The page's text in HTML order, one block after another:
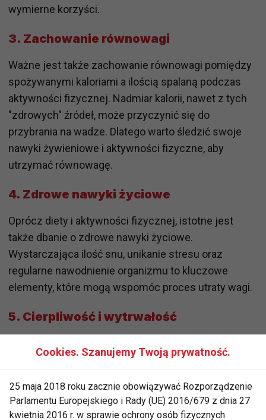
wymierne korzyści.
3. Zachowanie równowagi
Ważne jest także zachowanie równowagi pomiędzy
spożywanymi kaloriami a ilością spalaną podczas
aktywności fizycznej. Nadmiar kalorii, nawet z tych
"zdrowych" źródeł, może przyczynić się do
przybrania na wadze. Dlatego warto śledzić swoje
nawyki żywieniowe i aktywności fizyczne, aby
utrzymać równowagę.
4. Zdrowe nawyki życiowe
Oprócz diety i aktywności fizycznej, istotne jest
także dbanie o zdrowe nawyki życiowe.
Wystarczająca ilość snu, unikanie stresu oraz
regularne nawodnienie organizmu to kluczowe
elementy, które mogą wspomóc proces utraty wagi.
5. Cierpliwość i wytrwałość
wytrwałym w dążeniu do celu. Schudnięcie nie
wymarzonej sylwetki może być pełna wyzwań.
Ważne jest, aby nie zrażać się niepowodzeniami, ale
Cookies. Szanujemy Twoją prywatność.
25 maja 2018 roku zacznie obowiązywać Rozporządzenie
Parlamentu Europejskiego i Rady (UE) 2016/679 z dnia 27
kwietnia 2016 r. w sprawie ochrony osób fizycznych